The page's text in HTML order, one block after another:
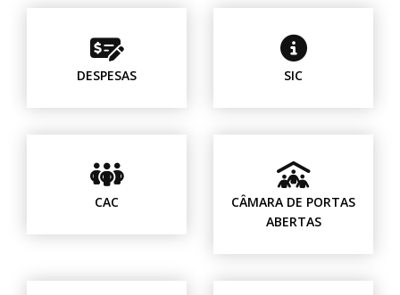
DESPESAS SIC
CAC
CÂMARA DE PORTAS
ABERTAS